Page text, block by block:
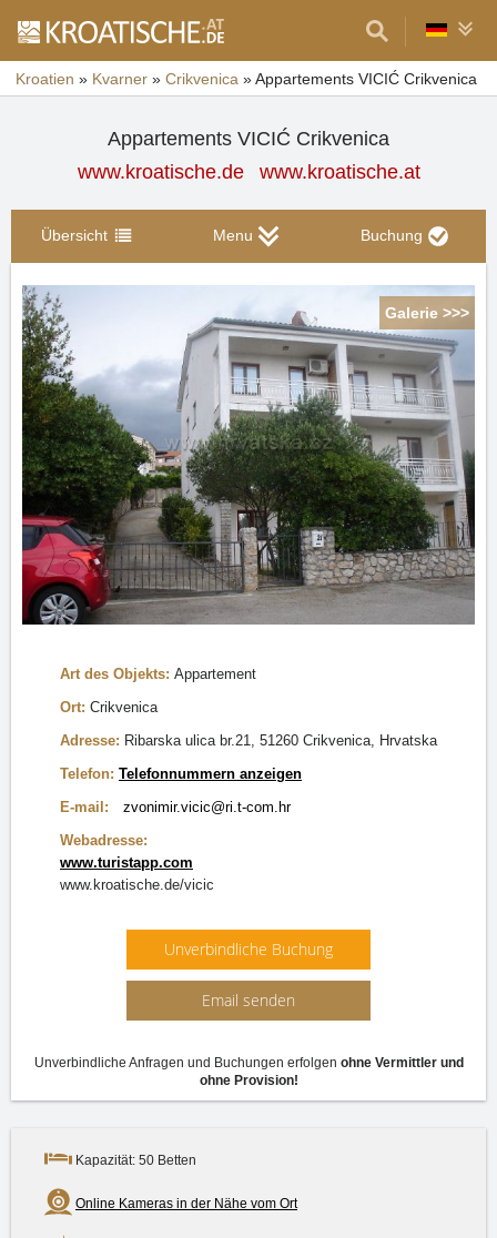
Kroatien » Kvarner » Crikvenica »Appartements VICIĆ Crikvenica
Appartements VICIĆ Crikvenica
www.kroatische.de
www.kroatische.at
Übersicht Menu Buchung
Galerie >>>
Art des Objekts: Appartement
Ort: Crikvenica
Adresse: Ribarska ulica br.21, 51260 Crikvenica, Hrvatska
Telefon: Telefonnummern anzeigen
E-mail:
zvonimir.vicic@ri.t-com.hr
Webadresse:
www.turistapp.com
www.kroatische.de/vicic
Unverbindliche Buchung
Email senden
Unverbindliche Anfragen und Buchungen erfolgen ohne Vermittler und
ohne Provision!
Kapazität: 50 Betten
Online Kameras in der Nähe vom Ort